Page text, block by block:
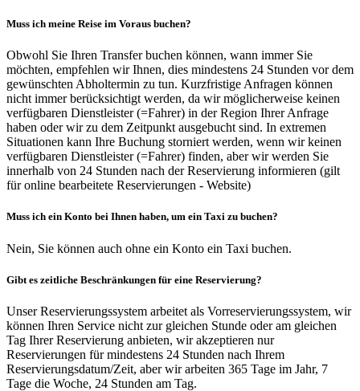
Muss ich meine Reise im Voraus buchen?
Obwohl Sie Ihren Transfer buchen können, wann immer Sie
möchten, empfehlen wir Ihnen, dies mindestens 24 Stunden vor dem
gewünschten Abholtermin zu tun. Kurzfristige Anfragen können
nicht immer berücksichtigt werden, da wir möglicherweise keinen
verfügbaren Dienstleister (=Fahrer) in der Region Ihrer Anfrage
haben oder wir zu dem Zeitpunkt ausgebucht sind. In extremen
Situationen kann Ihre Buchung storniert werden, wenn wir keinen
verfügbaren Dienstleister (=Fahrer) finden, aber wir werden Sie
innerhalb von 24 Stunden nach der Reservierung informieren (gilt
für online bearbeitete Reservierungen - Website)
Muss ich ein Konto bei Ihnen haben, um ein Taxi zu buchen?
Nein, Sie können auch ohne ein Konto ein Taxi buchen.
Gibt es zeitliche Beschränkungen für eine Reservierung?
Unser Reservierungssystem arbeitet als Vorreservierungssystem, wir
können Ihren Service nicht zur gleichen Stunde oder am gleichen
Tag Ihrer Reservierung anbieten, wir akzeptieren nur
Reservierungen für mindestens 24 Stunden nach Ihrem
Reservierungsdatum/Zeit, aber wir arbeiten 365 Tage im Jahr, 7
Tage die Woche, 24 Stunden am Tag.